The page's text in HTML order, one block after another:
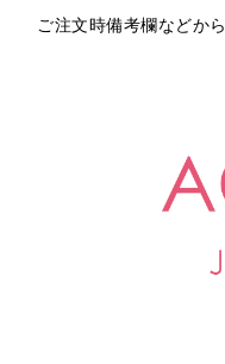
ご注文時備考欄などか